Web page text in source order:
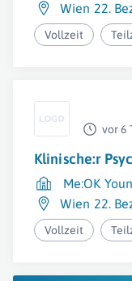
Wien 22.
Vollzeit
vor 6
Klinische:r
Me:OK
Wien 22.
Vollzeit